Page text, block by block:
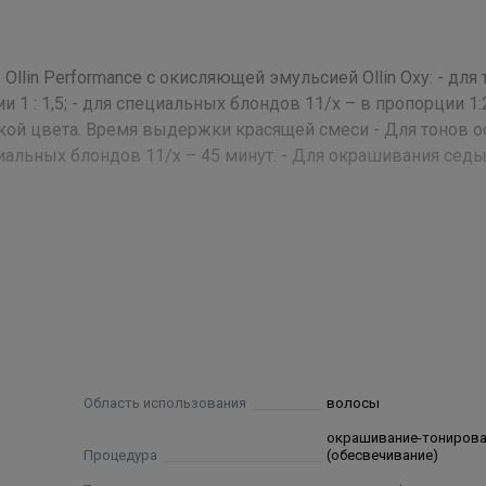
Performance с окисляющей эмульсией Ollin Oxy: - для
1 : 1,5; - для специальных блондов 11/х – в пропорции
цвета. Время выдержки красящей смеси - Для тонов
блондов 11/х – 45 минут. - Для окрашивания
Oil Extract, Chamomilla Recutita Oil Extract, Linden
Toluene-2,5-Diamine Sulfate, P-Aminophenol,
2-Amino-4-Hydroxy¬ethyl¬aminoanisole Sulfate,
4,5-Diaminopyrazole Sulfate, 1-Naphthol, N-Phenyl-P-
Sulfate, Basic Orange 31, Basic Red 51, Disperse
Область использования волосы
Процедура
окрашивание-
(обесвечивание)